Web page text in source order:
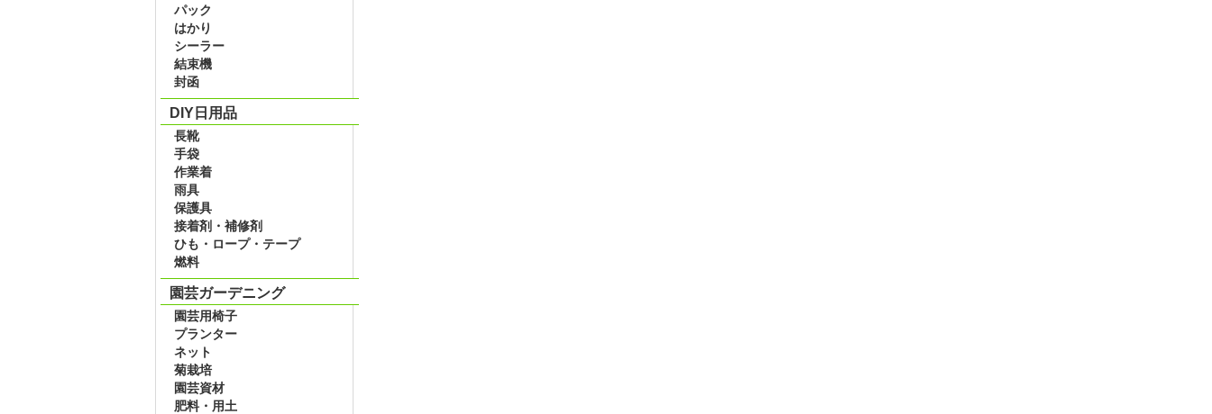
パック
はかり
シーラー
結束機
封函
DIY日用品
長靴
手袋
作業着
雨具
保護具
接着剤・補修剤
ひも・ロープ・テープ
燃料
園芸ガーデニング
園芸用椅子
プランター
ネット
菊栽培
園芸資材
肥料・用土